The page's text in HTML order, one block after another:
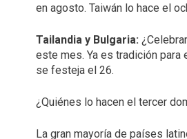
en agosto. Taiwán lo hace el
Tailandia y Bulgaria:
este mes. Ya es tradición
se festeja el 26.
¿Quiénes lo hacen el tercer
La gran mayoría de países